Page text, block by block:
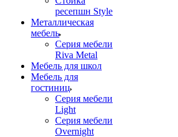
ресепшн Style
Металлическая
мебель
Серия мебели
Riva Metal
Мебель для школ
Мебель для
гостиниц
Серия мебели
Light
Серия мебели
Overnight